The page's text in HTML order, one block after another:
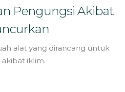
Pengungsi Akibat
alat yang dirancang untuk
iklim.